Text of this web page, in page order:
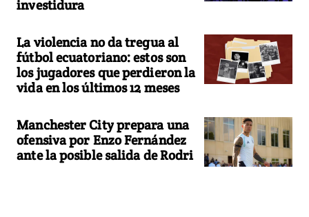
investidura
La violencia no da tregua al
fútbol ecuatoriano: estos son
los jugadores que perdieron la
vida en los últimos 12 meses
Manchester City prepara una
ofensiva por Enzo Fernández
ante la posible salida de Rodri